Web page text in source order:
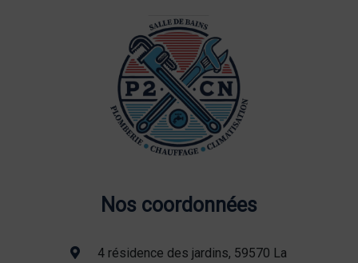
Nos coordonnées
4 résidence des jardins, 59570 La